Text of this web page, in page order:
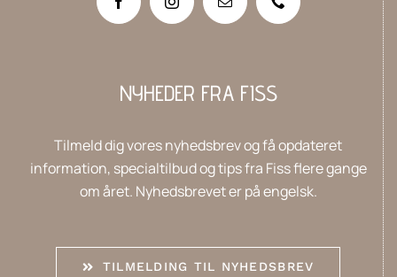
NYHEDER FRA FISS
Tilmeld dig vores nyhedsbrev og få opdateret
information, specialtilbud og tips fra Fiss flere gange
om året. Nyhedsbrevet er på engelsk.
TILMELDING TIL NYHEDSBREV